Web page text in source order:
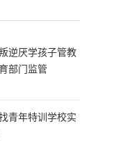
逆厌学孩子管教
部门监管
青年特训学校实